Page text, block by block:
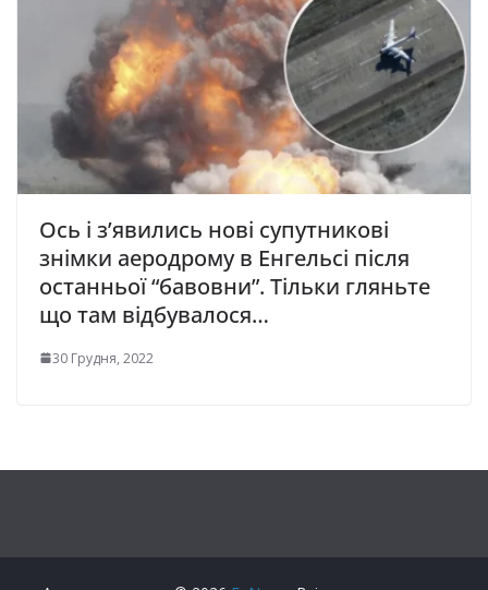
Ось і з’явились нові супутникові
знімки аеродрому в Енгельсі після
останньої “бавовни”. Тільки гляньте
що там відбувалося…
30 Грудня, 2022